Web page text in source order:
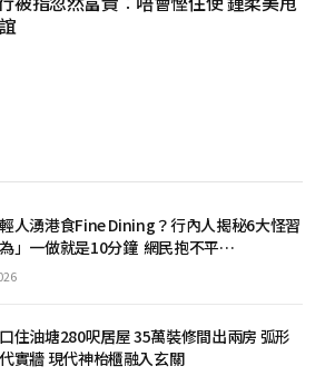
人湧港食Fine Dining？行內人揭秘6大怪習
為」一做就是10分鐘 網民抱不平…
住油塘280呎居屋 35萬裝修間出兩房 弧形
實牆 現代神枱櫃融入玄關